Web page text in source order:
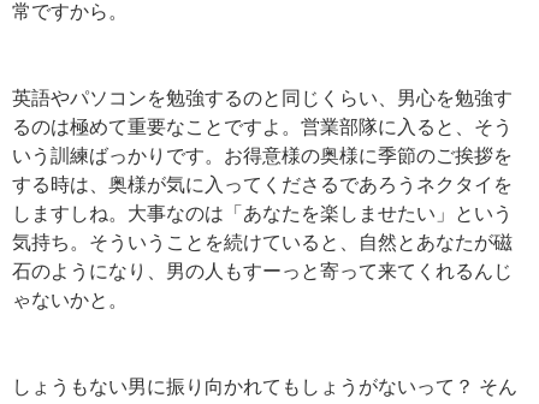
常ですから。
英語やパソコンを勉強するのと同じくらい、男心を勉強す
るのは極めて重要なことですよ。営業部隊に入ると、そう
いう訓練ばっかりです。お得意様の奥様に季節のご挨拶を
する時は、奥様が気に入ってくださるであろうネクタイを
しますしね。大事なのは「あなたを楽しませたい」という
気持ち。そういうことを続けていると、自然とあなたが磁
石のようになり、男の人もすーっと寄って来てくれるんじ
ゃないかと。
しょうもない男に振り向かれてもしょうがないって？ そん